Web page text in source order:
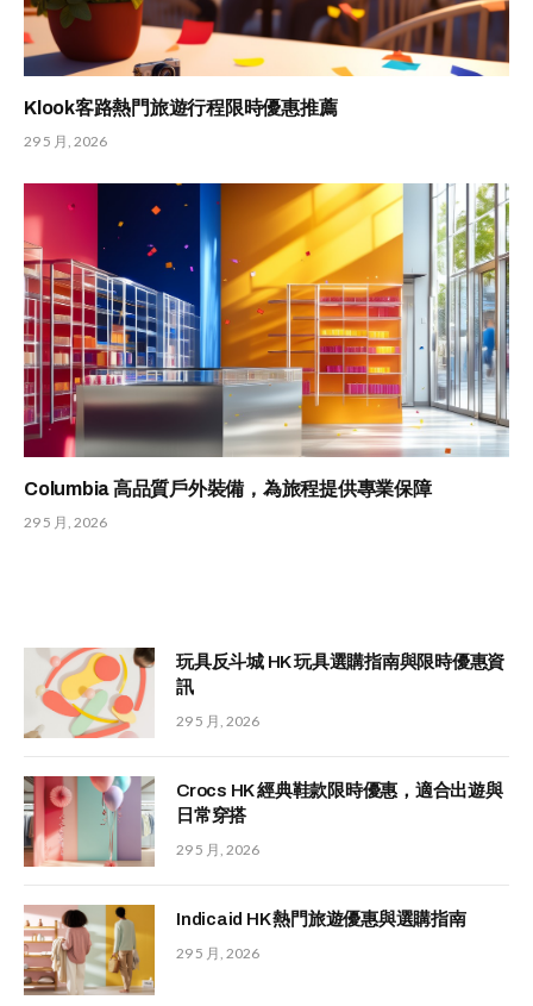
Klook客路熱門旅遊行程限時優惠推薦
29 5 月, 2026
Columbia 高品質戶外裝備，為旅程提供專業保障
29 5 月, 2026
玩具反斗城 HK 玩具選購指南與限時優惠資
訊
29 5 月, 2026
Crocs HK 經典鞋款限時優惠，適合出遊與
日常穿搭
29 5 月, 2026
Indicaid HK 熱門旅遊優惠與選購指南
29 5 月, 2026